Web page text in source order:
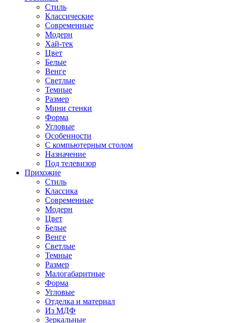
Стиль
Классические
Современные
Модерн
Хай-тек
Цвет
Белые
Венге
Светлые
Темные
Размер
Мини стенки
Форма
Угловые
Особенности
С компьютерным столом
Назначение
Под телевизор
Прихожие
Стиль
Классика
Современные
Модерн
Цвет
Белые
Венге
Светлые
Темные
Размер
Малогабаритные
Форма
Угловые
Отделка и материал
Из МДФ
Зеркальные